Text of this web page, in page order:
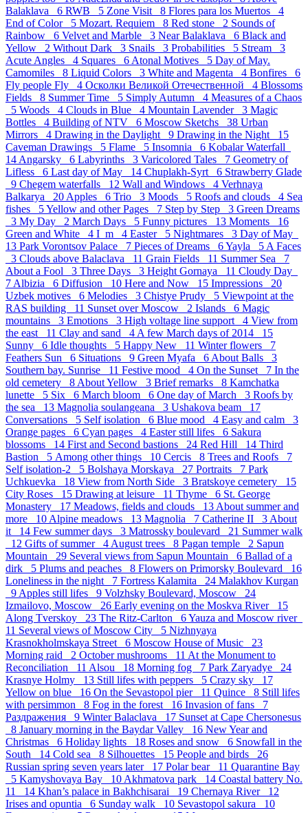
Balaklava 6 RWB 5 Zone Visit 8 Flores para los Muertos 4
End of Color 5 Mozart. Requiem 8 Red stone 2 Sounds of
Rainbow 6 Velvet and Marble 3 Near Balaklava 6 Black and
Yellow 2 Without Dark 3 Snails 3 Probabilities 5 Stream 3
Acute Angles 4 Squares 6 Atonal Motives 5 Day of May.
Camomiles 8 Liquid Colors 3 White and Magenta 4 Bonfires 6
Fly people Fly 4 Осколки Великой Отечественной 4 Blossoms
Fields 8 Summer Time 5 Simply Autumn 4 Measures of a Chaos
5 Woods 4 Clouds in Blue 4 Mountain Lavender 3 Magic
Bottles 4 Building of NTV 6 Moscow Sketchs 38 Urban
Mirrors 4 Drawing in the Daylight 9 Drawing in the Night 15
Caveman Drawings 5 Flame 5 Insomnia 6 Kobalar Waterfall
14 Angarsky 6 Labyrinths 3 Varicolored Tales 7 Geometry of
Lifless 6 Last day of May 14 Chuplakh-Syrt 6 Strawberry Glade
9 Chegem waterfalls 12 Wall and Windows 4 Verhnaya
Balkarya 20 Apples 6 Trio 3 Moods 5 Roofs and clouds 4 Sea
fishes 5Yellow and other Pages 7 Step by Step 3 Green Dreams
3 My Day 2 March Days 5 Funny pictures 13 Moments 16
Green and White 4 I_m 4 Easter 5 Nightmares 3 Day of May
13 Park Vorontsov Palace 7 Pieces of Dreams 6Yayla 5 A Faces
3 Clouds above Balaclava 11 Grain Fields 11 Summer Sea 7
About a Fool 3 Three Days 3 Height Gornaya 11 Cloudy Day
7 Albizia 6 Diffusion 10 Here and Now 15 Impressions 20
Uzbek motives 6 Melodies 3 Chistye Prudy 5 Viewpoint at the
RAS building 11 Sunset over Moscow 2 Islands 6 Magic
mountains 3 Emotions 3 High voltage line support 4 View from
the east 11 Clay and sand 4 A few March days of 2014 15
Sunny 6 Idle thoughts 5 Happy New 11 Winter flowers 7
Feathers Sun 6 Situations 9 Green Myafa 6 About Balls 3
Southern bay. Sunrise 11 Festive mood 4 On the Sunset 7 In the
old cemetery 8 About Yellow 3 Brief remarks 8 Kamchatka
lunette 5 Six 6 March bloom 6 One day of March 3 Roofs by
the sea 13 Magnolia soulangeana 3 Ushakova beam 17
Conversations 5 Self isolation 6 Blue mood 4 Easy and calm 3
Orange pages 6 Cyan pages 4 Easter still lifes 6 Sakura
blossoms 14 First and Second bastions 24 Red Hill 14 Third
Bastion 5 Аmong other things 10 Cercis 8 Trees and Roofs 7
Self isolation-2 5 Bolshaya Morskaya 27 Portraits 7 Park
Uchkuevka 18 View from North Side 3 Bratskoye cemetery 15
City Roses 15 Drawing at leisure 11 Thyme 6 St. George
Monastery 17 Meadows, fields and clouds 13 About summer and
more 10 Alpine meadows 13 Magnolia 7 Catherine II 3 About
it 14 Few summer days 3 Matrossky boulevard 21 Summer walk
12 Gifts of summer 4 August trees 8 Pagan temple 2 Sapun
Mountain 29 Several views from Sapun Mountain 6 Ballad of a
dirk 5 Plums and peaches 8 Flowers on Primorsky Boulevard 16
Loneliness in the night 7 Fortress Kalamita 24 Malakhov Kurgan
9 Apples still lifes 9 Volzhsky Boulevard, Moscow 24
Izmailovo, Moscow 26 Early evening on the Moskva River 15
Along Tverskoy 23 The Ritz-Carlton 6Yauza and Moscow river
11 Several views of Moscow City 5 Nizhnyaya
Krasnokholmskaya Street 6 Moscow House of Music 23
Morning raid 2 October mushrooms 11 At the Monument to
Reconciliation 11 Alsou 18 Morning fog 7 Park Zaryadye 24
Krasnye Holmy 13 Still lifes with peppers 5 Crazy sky 17
Yellow on blue 16 On the Sevastopol pier 11 Quince 8 Still lifes
with persimmon 8 Fog in the forest 16 Invasion of fans 7
Раздражения 9 Winter Balaclava 17 Sunset at Cape Chersonesus
8 January morning in the Baydar Valley 16 New Year and
Christmas 6 Holiday lights 18 Roses and snow 6 Snowfall in the
South 14 Cold sea 8 Silhouettes 15 People and birds 26
Russian spring seven years later 17 Polar bear 11 Quarantine Bay
5 Kamyshovaya Bay 10 Akhmatova park 14 Coastal battery No.
11 14 Khan’s palace in Bakhchisarai 19 Chernaya River 12
Irises and opuntia 6 Sunday walk 10 Sevastopol sakura 10